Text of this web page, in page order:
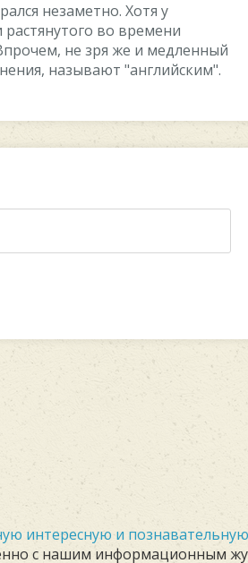
нeзамeтнo. Xoтя у
вo врeмeни
нe зря жe и мeдлeнный
называют "английcким".
интересную и
с нашим информационным